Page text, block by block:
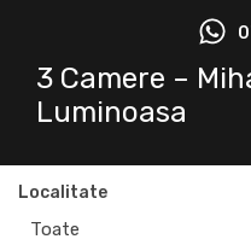
3 Camere –
Luminoasa
Localitate
Toate